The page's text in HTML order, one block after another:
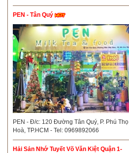
PEN - Tân Quý
PEN - Đ/c: 120 Đường Tân Quý, P. Phú Thọ
Hoà, TP.HCM - Tel: 0969892066
Hải Sản Nhớ Tuyết Võ Văn Kiệt Quận 1-